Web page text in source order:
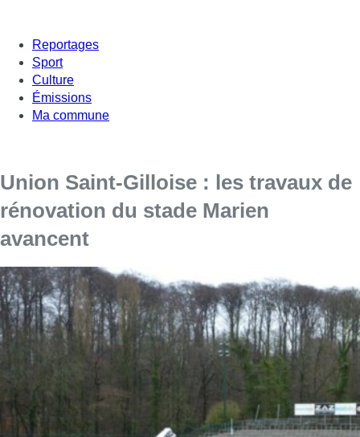
Reportages
Sport
Culture
Émissions
Ma commune
Union Saint-Gilloise : les travaux de
rénovation du stade Marien
avancent